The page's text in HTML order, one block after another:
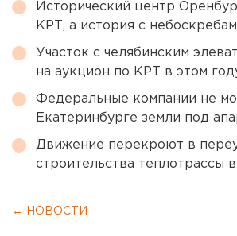
Исторический центр
КРТ, а история с
Участок с челябинским
на аукцион по КРТ в этом
Федеральные компании не
Екатеринбурге земли под
Движение перекроют в
строительства теплотрассы
← НОВОСТИ